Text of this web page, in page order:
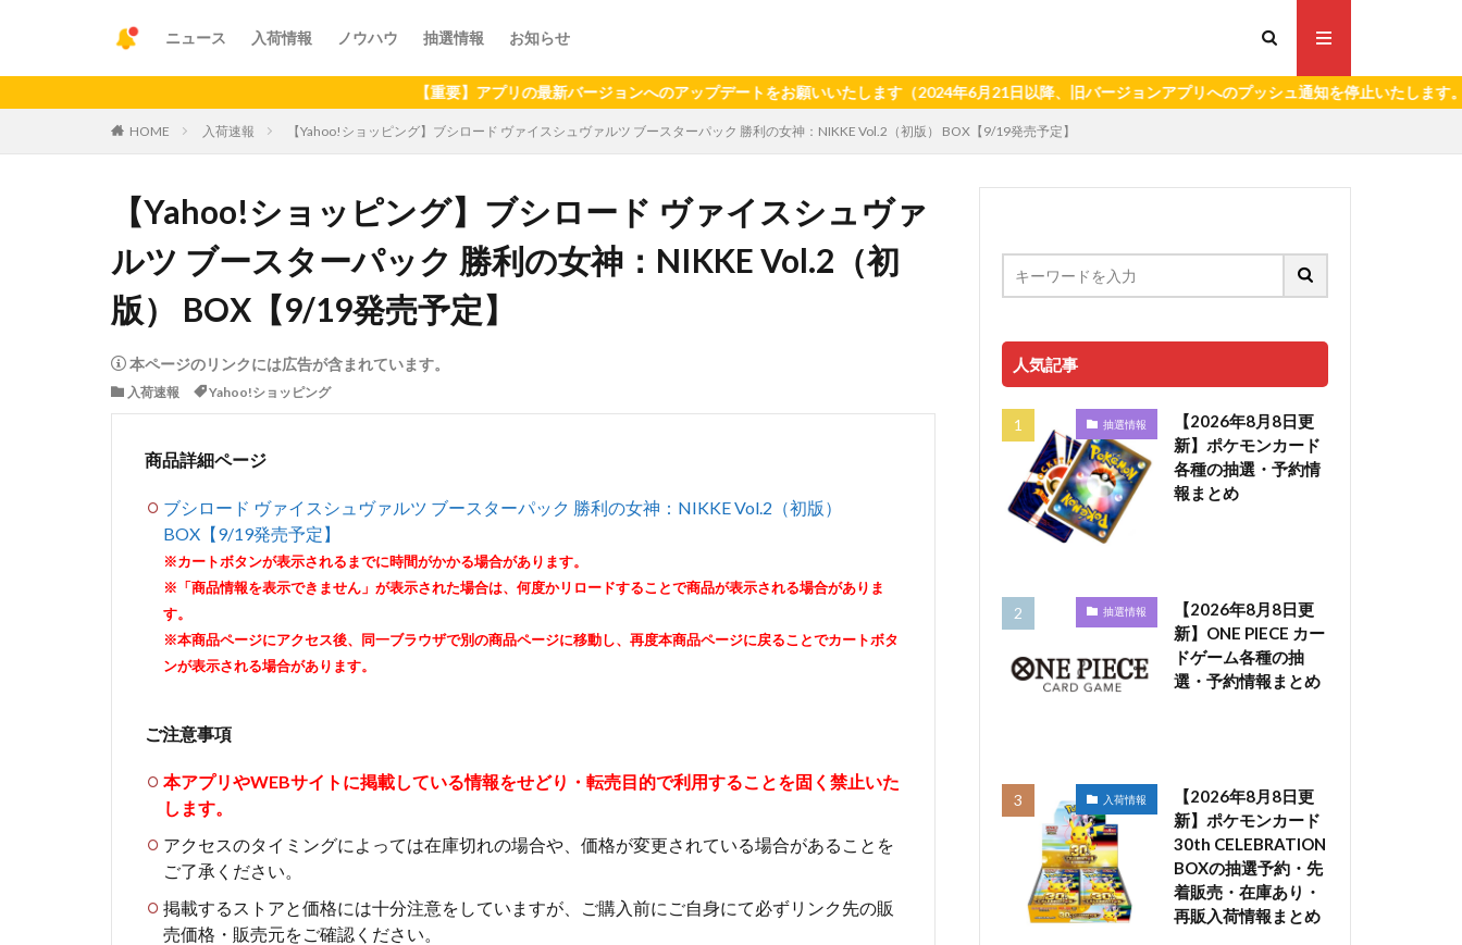
ニュース 入荷情報 ノウハウ 抽選情報 お知らせ
【重要】アプリの最新バージョンへのアップデートをお願いいたします（2024年6月21日以降、旧バージョンアプリへのプッシュ通知を停止いたします。）
HOME 入荷速報 【Yahoo!ショッピング】ブシロード ヴァイスシュヴァルツ ブースターパック 勝利の女神：NIKKE Vol.2（初版） BOX【9/19発売予定】
【Yahoo!ショッピング】ブシロード ヴァイスシュヴァ
ルツ ブースターパック 勝利の女神：NIKKE Vol.2（初
版） BOX【9/19発売予定】
本ページのリンクには広告が含まれています。
入荷速報 Yahoo!ショッピング
商品詳細ページ
ブシロード ヴァイスシュヴァルツ ブースターパック 勝利の女神：NIKKE Vol.2（初版）
BOX【9/19発売予定】
※カートボタンが表示されるまでに時間がかかる場合があります。
※「商品情報を表示できません」が表示された場合は、何度かリロードすることで商品が表示される場合がありま
す。
※本商品ページにアクセス後、同一ブラウザで別の商品ページに移動し、再度本商品ページに戻ることでカートボタ
ンが表示される場合があります。
ご注意事項
本アプリやWEBサイトに掲載している情報をせどり・転売目的で利用することを固く禁止いた
します。
アクセスのタイミングによっては在庫切れの場合や、価格が変更されている場合があることを
ご了承ください。
掲載するストアと価格には十分注意をしていますが、ご購入前にご自身にて必ずリンク先の販
売価格・販売元をご確認ください。
人気記事
抽選情報
【2026年8月8日更
新】ポケモンカード
各種の抽選・予約情
報まとめ
抽選情報
【2026年8月8日更
新】ONE PIECE カー
ドゲーム各種の抽
選・予約情報まとめ
入荷情報
【2026年8月8日更
新】ポケモンカード
30th CELEBRATION
BOXの抽選予約・先
着販売・在庫あり・
再販入荷情報まとめ